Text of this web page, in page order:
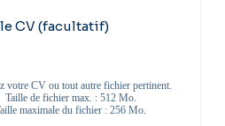
CV(facultatif)
votre CV ou tout autre fichier pertinent.
Taille de fichier max. : 512 Mo.
maximale du fichier : 256 Mo.